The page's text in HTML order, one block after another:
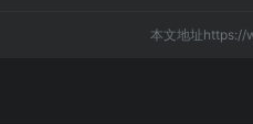
本文地址https://